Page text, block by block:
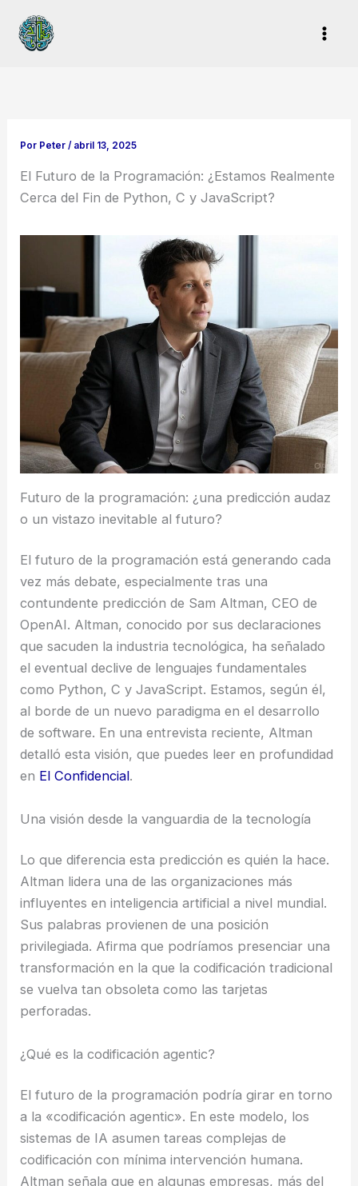
contenido
Por Peter/ abril 13, 2025
El Futuro de la Programación: ¿Estamos Realmente
Cerca del Fin de Python, C y JavaScript?
Futuro de la programación: ¿una predicción audaz
o un vistazo inevitable al futuro?
El futuro de la programación está generando cada
vez más debate, especialmente tras una
contundente predicción de Sam Altman, CEO de
OpenAI. Altman, conocido por sus declaraciones
que sacuden la industria tecnológica, ha señalado
el eventual declive de lenguajes fundamentales
como Python, C y JavaScript. Estamos, según él,
al borde de un nuevo paradigma en el desarrollo
de software. En una entrevista reciente, Altman
detalló esta visión, que puedes leer en profundidad
en El Confidencial.
Una visión desde la vanguardia de la tecnología
Lo que diferencia esta predicción es quién la hace.
Altman lidera una de las organizaciones más
influyentes en inteligencia artificial a nivel mundial.
Sus palabras provienen de una posición
privilegiada. Afirma que podríamos presenciar una
transformación en la que la codificación tradicional
se vuelva tan obsoleta como las tarjetas
perforadas.
¿Qué es la codificación agentic?
El futuro de la programación podría girar en torno
a la «codificación agentic». En este modelo, los
sistemas de IA asumen tareas complejas de
codificación con mínima intervención humana.
Altman señala que en algunas empresas, más del